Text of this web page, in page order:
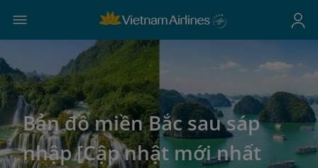
Bản đồ miền Bắc sau sáp
nhập [Cập nhật mới nhất